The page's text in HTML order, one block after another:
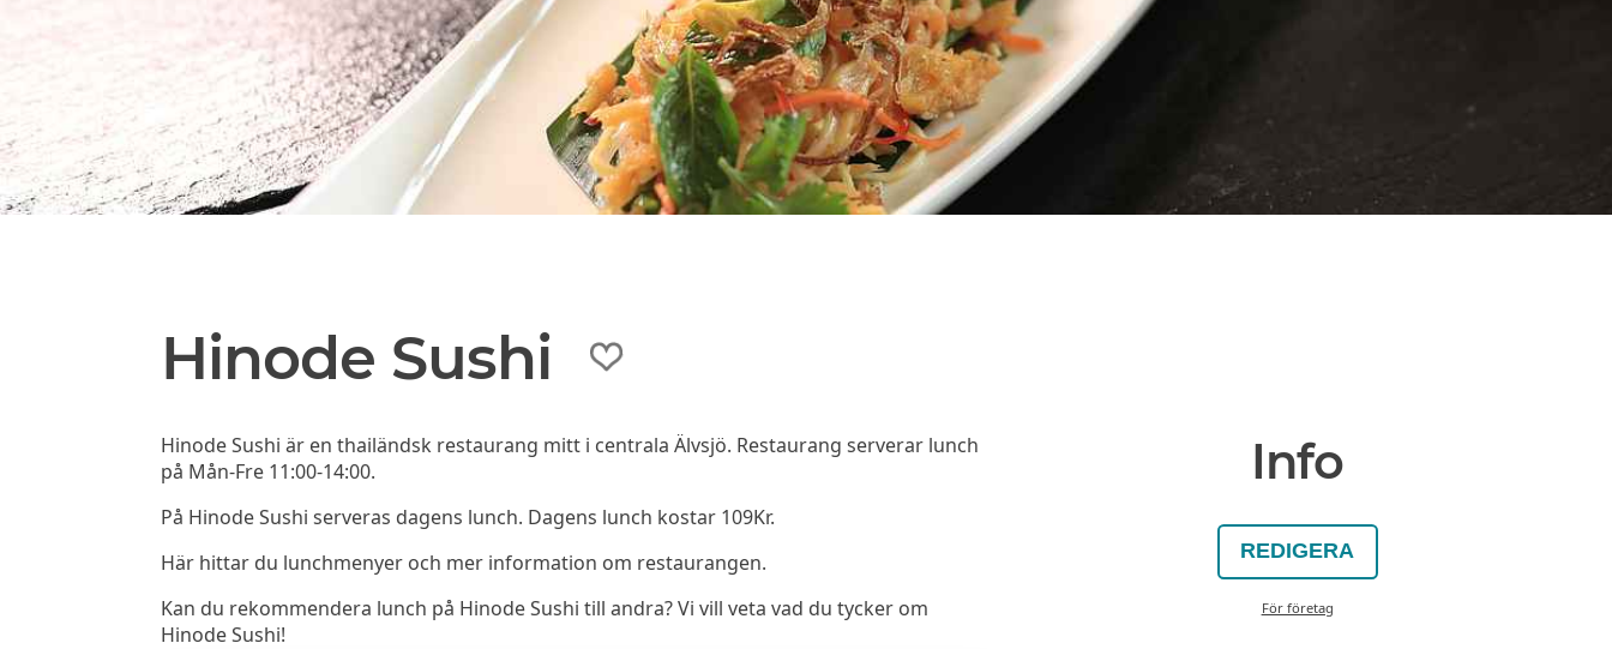
Hinode Sushi
Hinode Sushi är en thailändsk restaurang mitt i centrala Älvsjö. Restaurang serverar lunch
på Mån-Fre 11:00-14:00.
På Hinode Sushi serveras dagens lunch. Dagens lunch kostar 109Kr.
Här hittar du lunchmenyer och mer information om restaurangen.
Kan du rekommendera lunch på Hinode Sushi till andra? Vi vill veta vad du tycker om
Hinode Sushi!
Info
REDIGERA
För företag